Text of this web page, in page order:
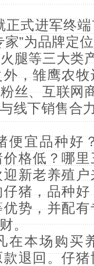
正式进军终
家”为品牌定
腿等三大类
，雏鹰农
丝、互联网
线下销售合
品种好？
格低？哪
新老养殖
猪，品种
势，并配
。
场购买养
退回。仔